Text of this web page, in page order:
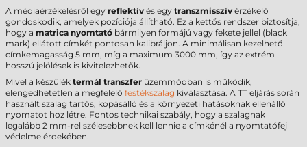
A médiaérzékelésről egy reflektív és egy transzmisszív érzékelő
gondoskodik, amelyek pozíciója állítható. Ez a kettős rendszer biztosítja,
hogy a matrica nyomtató bármilyen formájú vagy fekete jellel (black
mark) ellátott címkét pontosan kalibráljon. A minimálisan kezelhető
címkemagasság 5 mm, míg a maximum 3000 mm, így az extrém
hosszú jelölések is kivitelezhetők.
Mivel a készülék termál transzfer üzemmódban is működik,
elengedhetetlen a megfelelő festékszalag kiválasztása. A TT eljárás során
használt szalag tartós, kopásálló és a környezeti hatásoknak ellenálló
nyomatot hoz létre. Fontos technikai szabály, hogy a szalagnak
legalább 2 mm-rel szélesebbnek kell lennie a címkénél a nyomtatófej
védelme érdekében.